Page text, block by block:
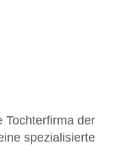
Tochterfirma der
spezialisierte